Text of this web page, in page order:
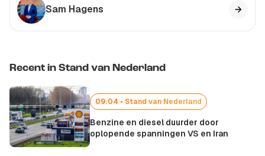
Sam Hagens
Recent in Stand van Nederland
09:04 • Stand van Nederland
Benzine en diesel duurder door
oplopende spanningen VS en Iran